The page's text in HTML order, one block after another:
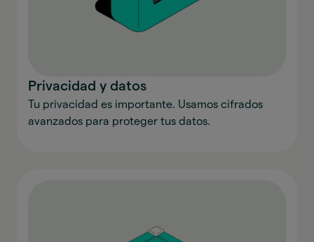
Privacidad y datos
Tu privacidad es importante. Usamos cifrados
avanzados para proteger tus datos.